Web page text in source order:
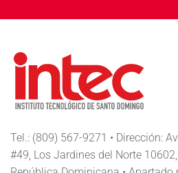
Tel.: (809) 567-9271 • Dirección:
#49, Los Jardines del Norte